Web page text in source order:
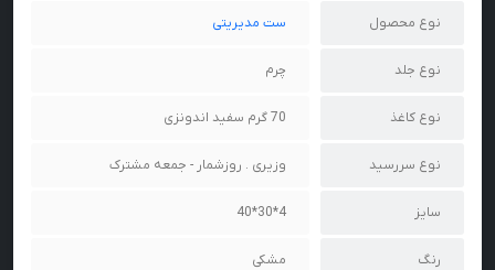
نوع محصول ست مدیریتی
نوع جلد چرم
نوع کاغذ 70 گرم سفید اندونزی
نوع سررسید وزیری . روزشمار - جمعه مشترک
سایز 4*30*40
رنگ مشکی